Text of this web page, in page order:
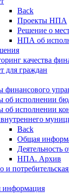
Back
Проекты НПА
Решение о
НПА об
качества
для граждан
финансового
об исполнении
об исполнении
Back
Общая
Деятельность
НПА. Архив
и